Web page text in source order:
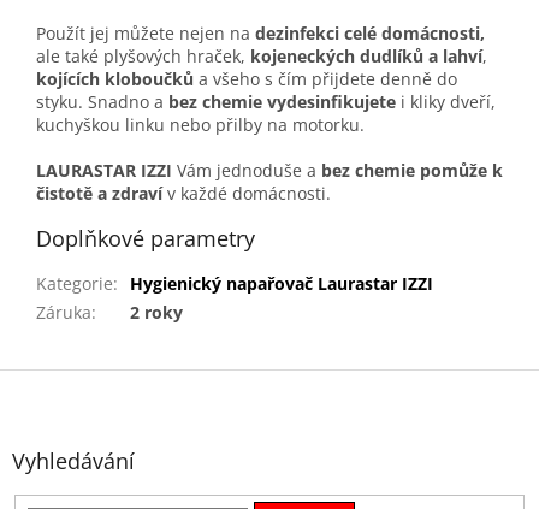
Použít jej můžete nejen na dezinfekci celé domácnosti,
ale také plyšových hraček, kojeneckých dudlíků a lahví,
kojících kloboučků a všeho s čím přijdete denně do
styku. Snadno a bez chemie vydesinfikujete i kliky dveří,
kuchyškou linku nebo přilby na motorku.
LAURASTAR IZZI Vám jednoduše a bez chemie pomůže k
čistotě a zdravív každé domácnosti.
Doplňkové parametry
Kategorie:
Hygienický napařovač Laurastar IZZI
Záruka: 2 roky
Z
Vyhledávání